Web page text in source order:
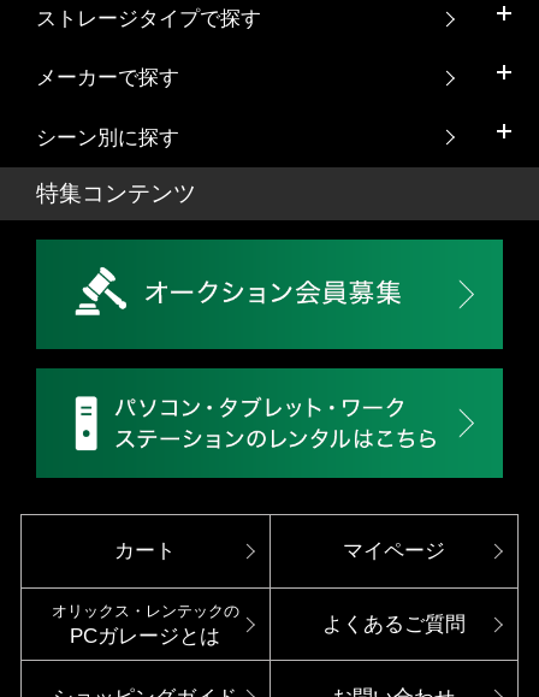
ストレージタイプで探す
メーカーで探す
シーン別に探す
特集コンテンツ
カート マイページ
オリックス・レンテックの
PCガレージとは
よくあるご質問